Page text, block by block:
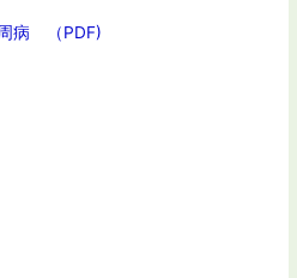
病 （PDF)